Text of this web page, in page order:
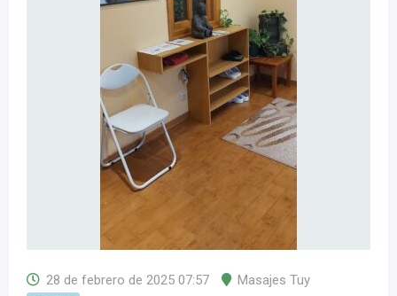
28 de febrero de 2025 07:57 Masajes Tuy